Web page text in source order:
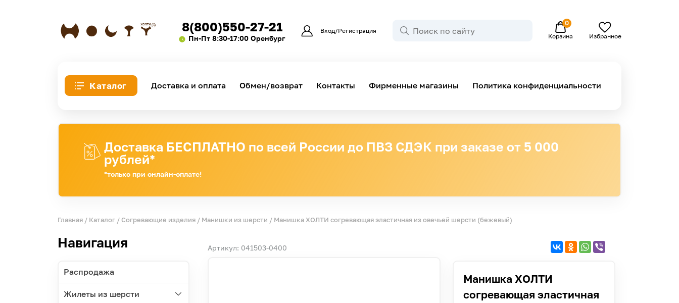
8(800)550-27-21
Пн-Пт 8:30-17:00 Оренбург
Вход/Регистрация
0
Корзина Избранное
Каталог Доставка и оплата Обмен/возврат Контакты Фирменные магазины Политика конфиденциальности
Доставка БЕСПЛАТНО по всей России до ПВЗ СДЭК при заказе от 5 000
рублей*
*только при онлайн-оплате!
Главная / Каталог / Согревающие изделия / Манишки из шерсти / Манишка ХОЛТИ согревающая эластичная из овечьей шерсти (бежевый)
Навигация
Распродажа
Жилеты из шерсти
Артикул: 041503-0400
Манишка ХОЛТИ
согревающая эластичная